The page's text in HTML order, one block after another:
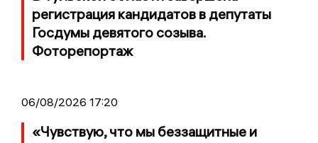
регистрация кандидатов в депутаты
Госдумы девятого созыва.
Фоторепортаж
06/08/2026 17:20
«Чувствую, что мы беззащитные и